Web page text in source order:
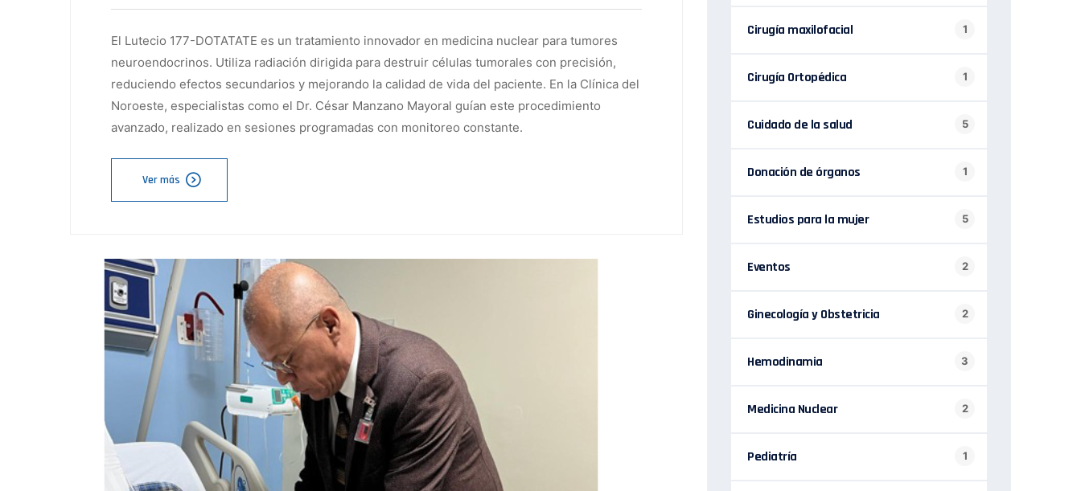
El Lutecio 177-DOTATATE es un tratamiento innovador en medicina nuclear para tumores
neuroendocrinos. Utiliza radiación dirigida para destruir células tumorales con precisión,
reduciendo efectos secundarios y mejorando la calidad de vida del paciente. En la Clínica del
Noroeste, especialistas como el Dr. César Manzano Mayoral guían este procedimiento
avanzado, realizado en sesiones programadas con monitoreo constante.
Ver más
Cirugía maxilofacial 1
Cirugía Ortopédica 1
Cuidado de la salud 5
Donación de órganos 1
Estudios para la mujer 5
Eventos 2
Ginecología y Obstetricia 2
Hemodinamia 3
Medicina Nuclear 2
Pediatría 1